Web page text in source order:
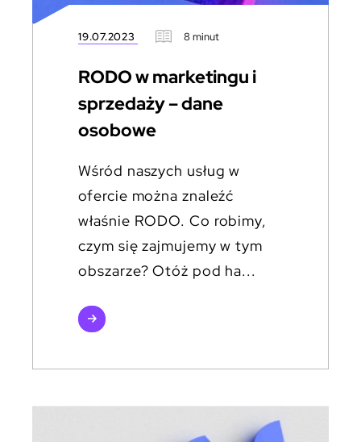
19.07.2023 8 minut
RODO w marketingu i
sprzedaży – dane
osobowe
Wśród naszych usług w
ofercie można znaleźć
właśnie RODO. Co robimy,
czym się zajmujemy w tym
obszarze? Otóż pod ha...
czytaj
więcej